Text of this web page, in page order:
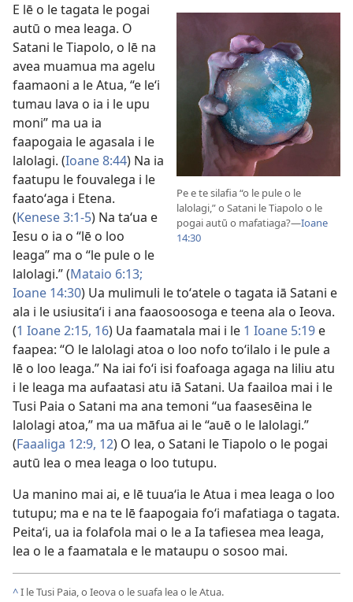
Pe e te silafia “o le pule o le
lalolagi,” o Satani le Tiapolo o le
pogai autū o mafatiaga?​—Ioane
14:30
E lē o le tagata le pogai
autū o mea leaga. O
Satani le Tiapolo, o lē na
avea muamua ma agelu
faamaoni a le Atua, “e leʻi
tumau lava o ia i le upu
moni” ma ua ia
faapogaia le agasala i le
lalolagi. (Ioane 8:44) Na ia
faatupu le fouvalega i le
faatoʻaga i Etena.
(Kenese 3:1-5) Na taʻua e
Iesu o ia o “lē o loo
leaga” ma o “le pule o le
lalolagi.” (Mataio 6:13;
Ioane 14:30) Ua mulimuli le toʻatele o tagata iā Satani e
ala i le usiusitaʻi i ana faaosoosoga e teena ala o Ieova.
(1 Ioane 2:15, 16) Ua faamatala mai i le 1 Ioane 5:19 e
faapea: “O le lalolagi atoa o loo nofo toʻilalo i le pule a
lē o loo leaga.” Na iai foʻi isi foafoaga agaga na liliu atu
i le leaga ma aufaatasi atu iā Satani. Ua faailoa mai i le
Tusi Paia o Satani ma ana temoni “ua faasesēina le
lalolagi atoa,” ma ua māfua ai le “auē o le lalolagi.”
(Faaaliga 12:9, 12) O lea, o Satani le Tiapolo o le pogai
autū lea o mea leaga o loo tutupu.
Ua manino mai ai, e lē tuuaʻia le Atua i mea leaga o loo
tutupu; ma e na te lē faapogaia foʻi mafatiaga o tagata.
Peitaʻi, ua ia folafola mai o le a Ia tafiesea mea leaga,
lea o le a faamatala e le mataupu o sosoo mai.
^I le Tusi Paia, o Ieova o le suafa lea o le Atua.